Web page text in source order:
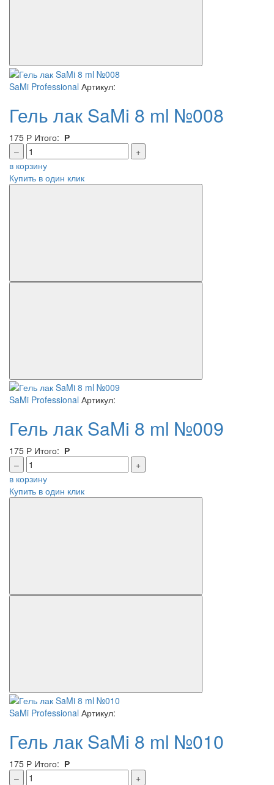
SaMi Professional Артикул:
Гель лак SaMi 8 ml №008
175 Р Итого: Р
–
+
в корзину
Купить в один клик
SaMi Professional Артикул:
Гель лак SaMi 8 ml №009
175 Р Итого: Р
–
+
в корзину
Купить в один клик
SaMi Professional Артикул:
Гель лак SaMi 8 ml №010
175 Р Итого: Р
–
+